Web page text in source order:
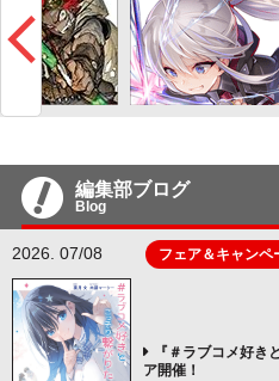
編集部ブログ
Blog
2026. 07/08 フェア＆キャンペ
『＃ラブコメ好き
ア開催！